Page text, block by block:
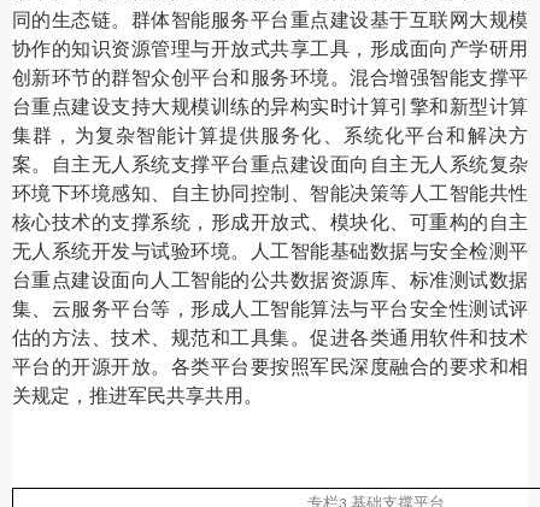
同的生态链。群体智能服务平台重点建设基于互联网大规模
协作的知识资源管理与开放式共享工具，形成面向产学研用
创新环节的群智众创平台和服务环境。混合增强智能支撑平
台重点建设支持大规模训练的异构实时计算引擎和新型计算
集群，为复杂智能计算提供服务化、系统化平台和解决方
案。自主无人系统支撑平台重点建设面向自主无人系统复杂
环境下环境感知、自主协同控制、智能决策等人工智能共性
核心技术的支撑系统，形成开放式、模块化、可重构的自主
无人系统开发与试验环境。人工智能基础数据与安全检测平
台重点建设面向人工智能的公共数据资源库、标准测试数据
集、云服务平台等，形成人工智能算法与平台安全性测试评
估的方法、技术、规范和工具集。促进各类通用软件和技术
平台的开源开放。各类平台要按照军民深度融合的要求和相
关规定，推进军民共享共用。
专栏 基础支撑平台